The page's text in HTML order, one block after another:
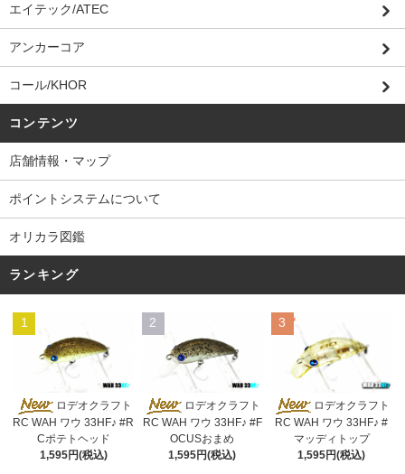
エイテック/ATEC
アンカーコア
コール/KHOR
コンテンツ
店舗情報・マップ
ポイントシステムについて
オリカラ図鑑
ランキング
1
ロデオクラフト
RC WAH ワウ 33HF♪ #R
Cポテトヘッド
1,595円(税込)
2
ロデオクラフト
RC WAH ワウ 33HF♪ #F
OCUSおまめ
1,595円(税込)
3
ロデオクラフト
RC WAH ワウ 33HF♪ #
マッディトップ
1,595円(税込)